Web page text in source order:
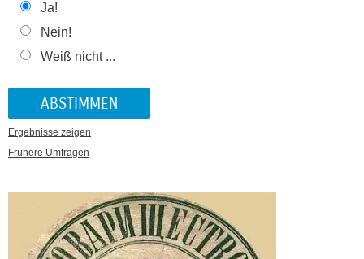
Ja!
Nein!
Weiß nicht ...
Ergebnisse zeigen
Frühere Umfragen